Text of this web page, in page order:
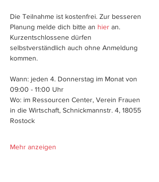
Die Teilnahme ist kostenfrei. Zur besseren
Planung melde dich bitte an hier an.
Kurzentschlossene dürfen
selbstverständlich auch ohne Anmeldung
kommen.
Wann: jeden 4. Donnerstag im Monat von
09:00 - 11:00 Uhr
Wo: im Ressourcen Center, Verein Frauen
in die Wirtschaft, Schnickmannstr. 4, 18055
Rostock
Mehr anzeigen